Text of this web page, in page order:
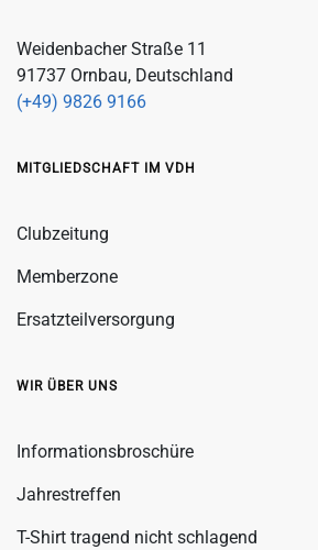
Weidenbacher Straße 11
91737 Ornbau, Deutschland
(+49) 9826 9166
MITGLIEDSCHAFT IM VDH
Clubzeitung
Memberzone
Ersatzteilversorgung
WIR ÜBER UNS
Informationsbroschüre
Jahrestreffen
T-Shirt tragend nicht schlagend